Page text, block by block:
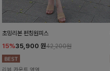
초밍리본 펀칭원피스
15%35,900 원42,200원
리뷰 카운트 영역